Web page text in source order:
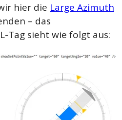
hier die Large Azimuth
– das
Tag sieht wie folgt aus: